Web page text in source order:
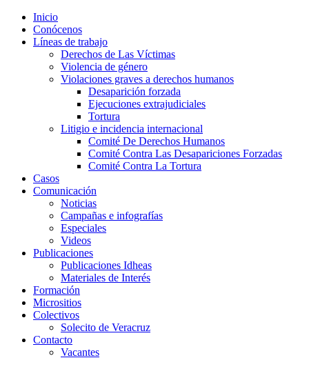
Inicio
Conócenos
Líneas de trabajo
Derechos de Las Víctimas
Violencia de género
Violaciones graves a derechos humanos
Desaparición forzada​
Ejecuciones extrajudiciales
Tortura
Litigio e incidencia internacional
Comité De Derechos Humanos​
Comité Contra Las Desapariciones Forzadas
Comité Contra La Tortura​
Casos
Comunicación
Noticias
Campañas e infografías
Especiales
Videos
Publicaciones
Publicaciones Idheas
Materiales de Interés
Formación
Micrositios
Colectivos
Solecito de Veracruz
Contacto
Vacantes